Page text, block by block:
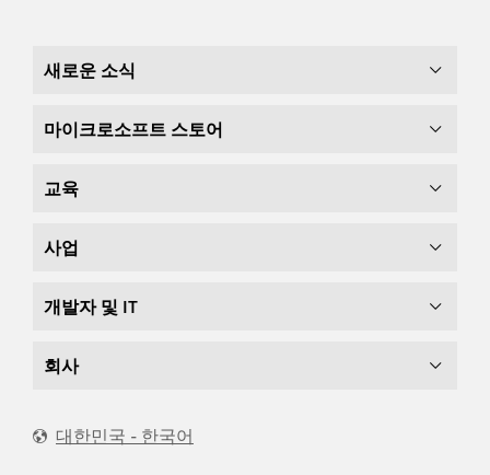
새로운 소식
마이크로소프트 스토어
교육
사업
개발자 및 IT
회사
대한민국 - 한국어